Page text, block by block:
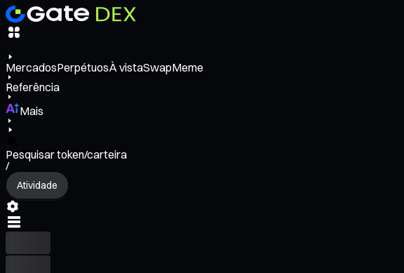
MercadosPerpétuosÀ vistaSwapMeme
Referência
Mais
Pesquisar token/carteira
/
Atividade